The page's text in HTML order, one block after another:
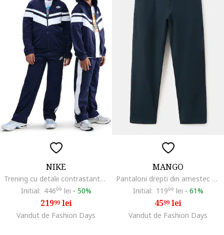
NIKE
Trening cu detalii contrastante, Alb/Bleumarin
Initial: 44699 lei - 50%
21999lei
Vandut de Fashion Days
MANGO
Pantaloni drepti din amestec de bumbac si in, Bleumarin
Initial: 11999 lei - 61%
4599lei
Vandut de Fashion Days